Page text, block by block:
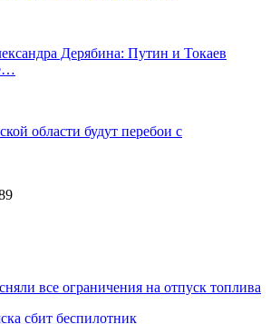
Дерябина: Путин и Токаев
области будут перебои с
все ограничения на отпуск топлива
сбит беспилотник